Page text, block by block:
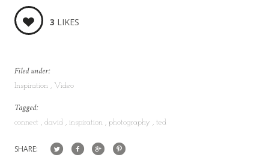
3 LIKES
Filed under:
Inspiration Video
Tagged:
connect david inspiration photography ted
SHARE: